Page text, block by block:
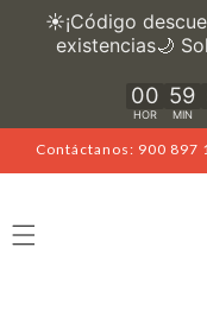
directamente
al contenido
Contáctanos: 900 897